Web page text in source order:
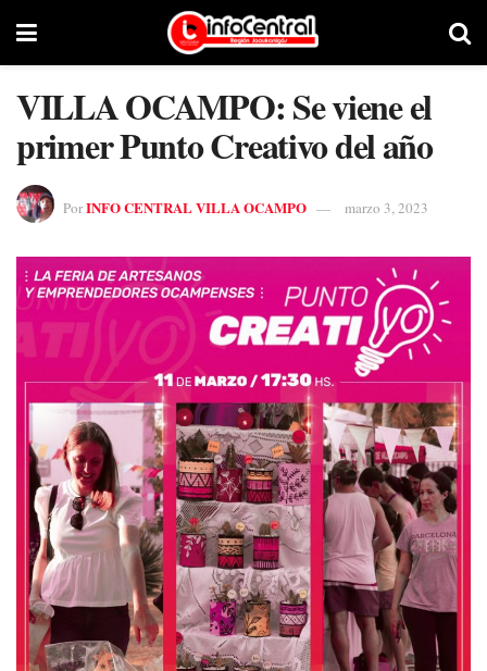
VILLA OCAMPO: Se viene el
primer Punto Creativo del año
PorINFO CENTRAL VILLA OCAMPO marzo 3, 2023